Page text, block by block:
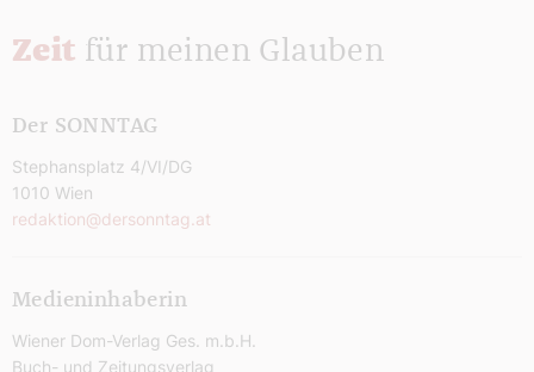
Zeit für meinen Glauben
Der SONNTAG
Stephansplatz 4/VI/DG
1010 Wien
redaktion@dersonntag.at
Medieninhaberin
Wiener Dom-Verlag Ges. m.b.H.
Buch- und Zeitungsverlag